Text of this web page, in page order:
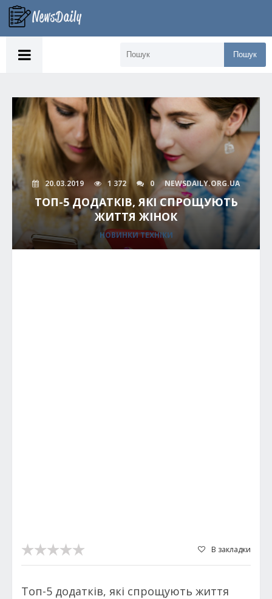
Пошук
20.03.2019 1 372 0 NEWSDAILY.ORG.UA
ТОП-5 ДОДАТКІВ, ЯКІ СПРОЩУЮТЬ
ЖИТТЯ ЖІНОК
НОВИНКИ ТЕХНІКИ
В закладки
Топ-5 додатків, які спрощують життя